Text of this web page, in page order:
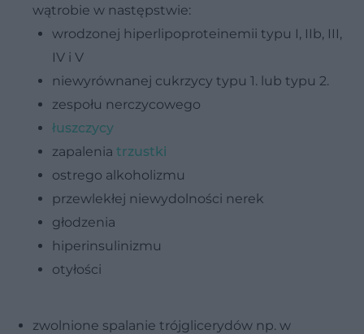
wątrobie w następstwie:
wrodzonej hiperlipoproteinemii typu I, IIb, III,
IV i V
niewyrównanej cukrzycy typu 1. lub typu 2.
zespołu nerczycowego
łuszczycy
zapalenia trzustki
ostrego alkoholizmu
przewlekłej niewydolności nerek
głodzenia
hiperinsulinizmu
otyłości
zwolnione spalanie trójglicerydów np. w